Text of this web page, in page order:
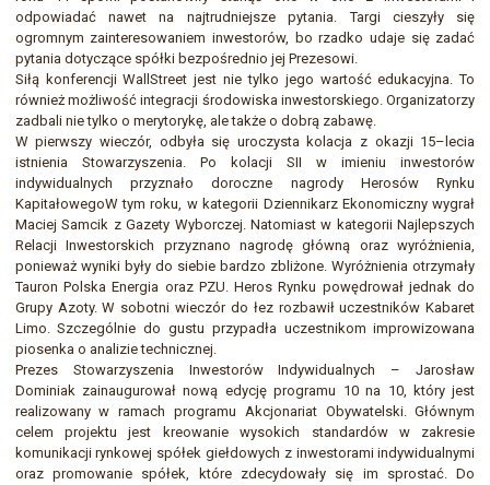
odpowiadać nawet na najtrudniejsze pytania. Targi cieszyły się
ogromnym zainteresowaniem inwestorów, bo rzadko udaje się zadać
pytania dotyczące spółki bezpośrednio jej Prezesowi.
Siłą konferencji WallStreet jest nie tylko jego wartość edukacyjna. To
również możliwość integracji środowiska inwestorskiego. Organizatorzy
zadbali nie tylko o merytorykę, ale także o dobrą zabawę.
W pierwszy wieczór, odbyła się uroczysta kolacja z okazji 15–lecia
istnienia Stowarzyszenia. Po kolacji SII w imieniu inwestorów
indywidualnych przyznało doroczne nagrody Herosów Rynku
KapitałowegoW tym roku, w kategorii Dziennikarz Ekonomiczny wygrał
Maciej Samcik z Gazety Wyborczej. Natomiast w kategorii Najlepszych
Relacji Inwestorskich przyznano nagrodę główną oraz wyróżnienia,
ponieważ wyniki były do siebie bardzo zbliżone. Wyróżnienia otrzymały
Tauron Polska Energia oraz PZU. Heros Rynku powędrował jednak do
Grupy Azoty. W sobotni wieczór do łez rozbawił uczestników Kabaret
Limo. Szczególnie do gustu przypadła uczestnikom improwizowana
piosenka o analizie technicznej.
Prezes Stowarzyszenia Inwestorów Indywidualnych – Jarosław
Dominiak zainaugurował nową edycję programu 10 na 10, który jest
realizowany w ramach programu Akcjonariat Obywatelski. Głównym
celem projektu jest kreowanie wysokich standardów w zakresie
komunikacji rynkowej spółek giełdowych z inwestorami indywidualnymi
oraz promowanie spółek, które zdecydowały się im sprostać. Do